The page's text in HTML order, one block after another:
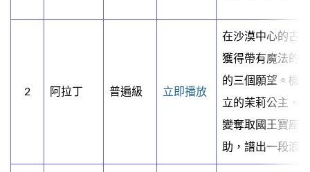
2 阿拉丁 普遍級 立即播放
在沙漠中心的古
獲得帶有魔法的
的三個願望。機
立的茉莉公主，
變奪取國王寶座
助，譜出一段浪